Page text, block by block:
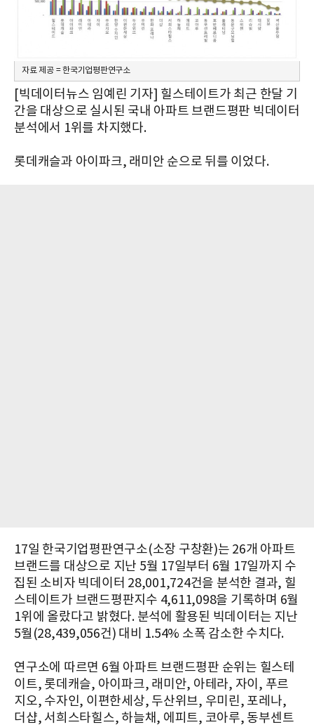
자료 제공 = 한국기업평판연구소
[빅데이터뉴스 임예린 기자] 힐스테이트가 최근 한달 기
간을 대상으로 실시된 국내 아파트 브랜드평판 빅데이터
분석에서 1위를 차지했다.
롯데캐슬과 아이파크, 래미안 순으로 뒤를 이었다.
17일 한국기업평판연구소(소장 구창환)는 26개 아파트
브랜드를 대상으로 지난 5월 17일부터 6월 17일까지 수
집된 소비자 빅데이터 28,001,724건을 분석한 결과, 힐
스테이트가 브랜드평판지수 4,611,098을 기록하며 6월
1위에 올랐다고 밝혔다. 분석에 활용된 빅데이터는 지난
5월(28,439,056건) 대비 1.54% 소폭 감소한 수치다.
연구소에 따르면 6월 아파트 브랜드평판 순위는 힐스테
이트, 롯데캐슬, 아이파크, 래미안, 아테라, 자이, 푸르
지오, 수자인, 이편한세상, 두산위브, 우미린, 포레나,
더샵, 서희스타힐스, 하늘채, 에피트, 코아루, 동부센트